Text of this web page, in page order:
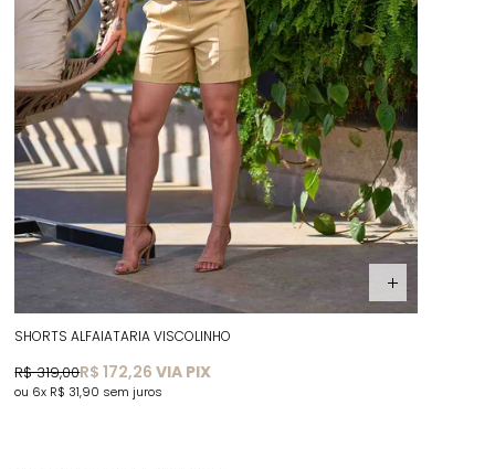
SHORTS ALFAIATARIA VISCOLINHO
R$ 172,26 VIA PIX
R$ 319,00
6x R$ 31,90 sem juros